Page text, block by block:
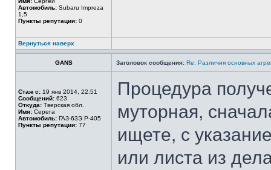
Автомобиль: Subaru Impreza
1,5
Пункты репутации: 0
Вернуться наверх
GANS Заголовок сообщения: Re: Различия основных
Стаж с: 19 янв 2014, 22:51
Сообщений: 623
Откуда: Тверская обл.
Имя: Серега
Автомобиль: ГАЗ-63Э Р-405
Пункты репутации: 77
Процедура
муторная,
ищете, с
или листа из